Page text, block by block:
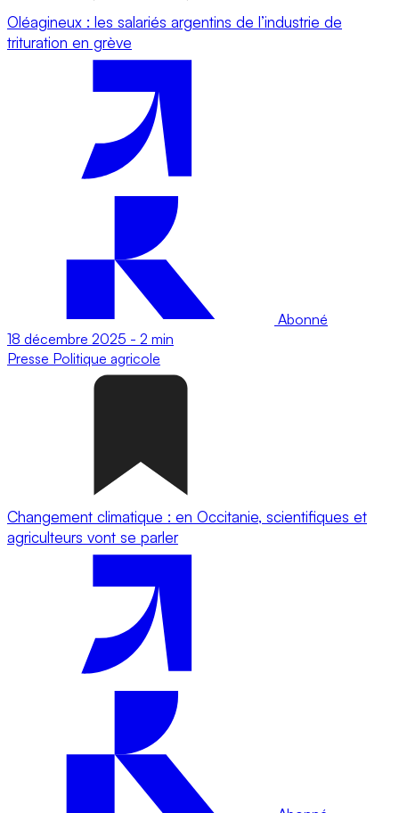
Oléagineux : les salariés argentins de l’industrie de
trituration en grève
Abonné
18 décembre 2025 - 2 min
Presse Politique agricole
Changement climatique : en Occitanie, scientifiques et
agriculteurs vont se parler